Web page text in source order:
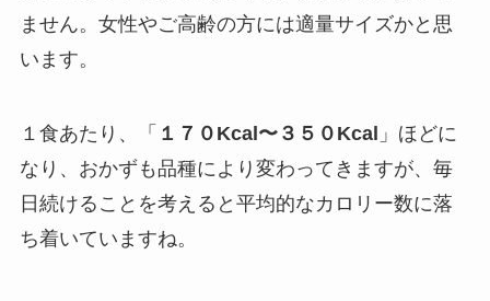
ません。女性やご高齢の方には適量サイズかと思
います。
１食あたり、「 １７０Kcal〜３５０Kcal 」ほどに
なり、おかずも品種により変わってきますが、毎
日続けることを考えると平均的なカロリー数に落
ち着いていますね。